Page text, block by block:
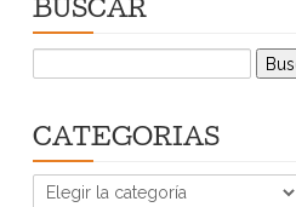
BUSCAR
CATEGORIAS
CATEGORIAS